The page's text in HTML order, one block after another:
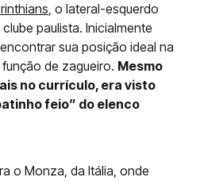
, o lateral-esquerdo
paulista. Inicialmente
sua posição ideal na
de zagueiro. Mesmo
no currículo, era visto
feio” do elenco
o Monza, da Itália, onde